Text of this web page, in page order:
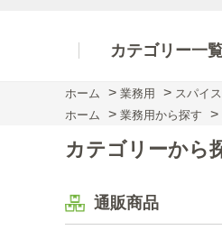
カテゴリー一
ホーム > 業務用 > スパイ
ホーム
> 業務用から探す >
カテゴリーから
通販商品